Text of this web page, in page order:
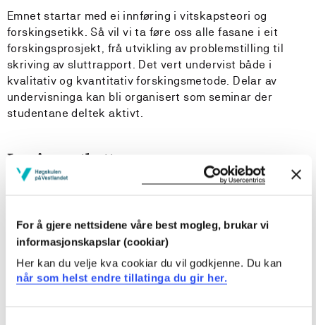
For å gjere nettsidene våre best mogleg, brukar vi
informasjonskapslar (cookiar)
Her kan du velje kva cookiar du vil godkjenne. Du kan
når som helst endre tillatinga du gir her.
Emnet startar med ei innføring i vitskapsteori og
forskingsetikk. Så vil vi ta føre oss alle fasane i eit
forskingsprosjekt, frå utvikling av problemstilling til
skriving av sluttrapport. Det vert undervist både i
kvalitativ og kvantitativ forskingsmetode. Delar av
undervisninga kan bli organisert som seminar der
studentane deltek aktivt.
Læringsutbytte
Studenten skal
kunne forklare sentrale samfunnsvitenskapelige
begreper og tenkemåter